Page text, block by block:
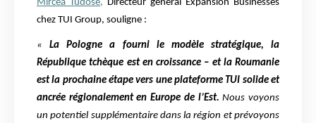
Mircea Tudose, Directeur général Expansion Businesses
chez TUI Group, souligne :
«La Pologne a fourni le modèle stratégique, la
République tchèque est en croissance – et la Roumanie
est la prochaine étape vers une plateforme TUI solide et
ancrée régionalement en Europe de l’Est.Nous voyons
un potentiel supplémentaire dans la région et prévoyons